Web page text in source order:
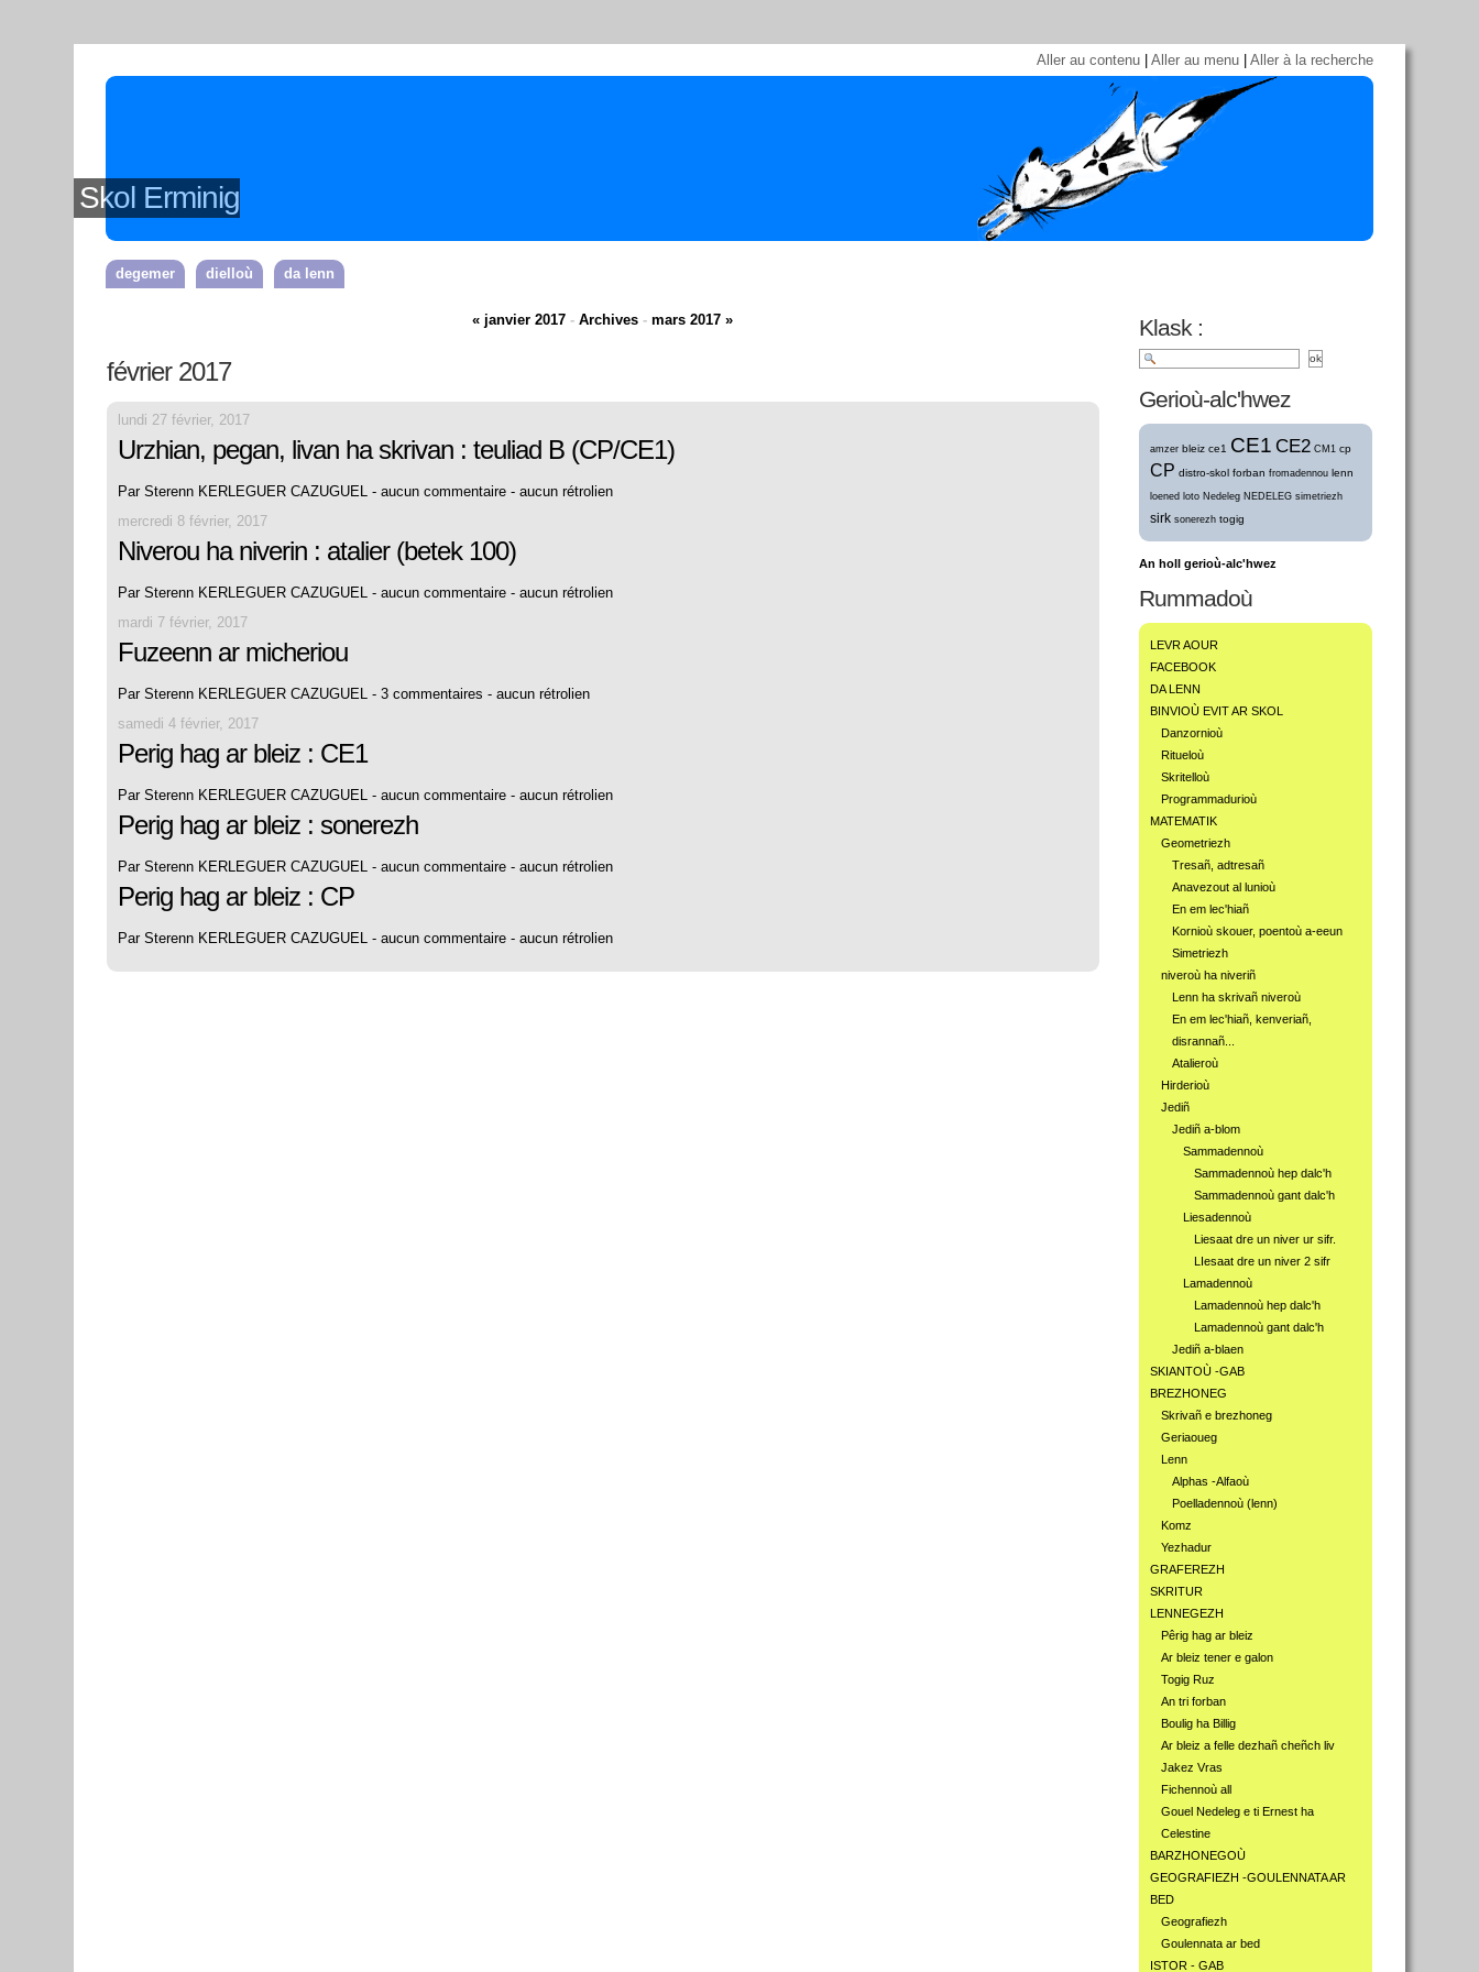
Skol Erminig
Aller au contenu| Aller au menu| Aller à la recherche
degemer dielloù da lenn
« janvier 2017 -Archives -mars 2017 »
février 2017
lundi 27 février, 2017
Urzhian, pegan, livan ha skrivan : teuliad B (CP/CE1)
Par Sterenn KERLEGUER CAZUGUEL -aucun commentaire -aucun rétrolien
mercredi 8 février, 2017
Niverou ha niverin : atalier (betek 100)
Par Sterenn KERLEGUER CAZUGUEL -aucun commentaire -aucun rétrolien
mardi 7 février, 2017
Fuzeenn ar micheriou
Par Sterenn KERLEGUER CAZUGUEL -3 commentaires -aucun rétrolien
samedi 4 février, 2017
Perig hag ar bleiz : CE1
Par Sterenn KERLEGUER CAZUGUEL -aucun commentaire -aucun rétrolien
Perig hag ar bleiz : sonerezh
Par Sterenn KERLEGUER CAZUGUEL -aucun commentaire -aucun rétrolien
Perig hag ar bleiz : CP
Par Sterenn KERLEGUER CAZUGUEL -aucun commentaire -aucun rétrolien
Klask :
Gerioù-alc'hwez
amzer bleiz ce1 CE1 CE2 CM1 cp
CP distro-skol forban fromadennou lenn
loened loto Nedeleg NEDELEG simetriezh
sirk sonerezh togig
An holl gerioù-alc'hwez
Rummadoù
LEVR AOUR
FACEBOOK
DA LENN
BINVIOÙ EVIT AR SKOL
Danzornioù
Ritueloù
Skritelloù
Programmadurioù
MATEMATIK
Geometriezh
Tresañ, adtresañ
Anavezout al lunioù
En em lec'hiañ
Kornioù skouer, poentoù a-eeun
Simetriezh
niveroù ha niveriñ
Lenn ha skrivañ niveroù
En em lec'hiañ, kenveriañ,
disrannañ...
Atalieroù
Hirderioù
Jediñ
Jediñ a-blom
Sammadennoù
Sammadennoù hep dalc'h
Sammadennoù gant dalc'h
Liesadennoù
Liesaat dre un niver ur sifr.
LIesaat dre un niver 2 sifr
Lamadennoù
Lamadennoù hep dalc'h
Lamadennoù gant dalc'h
Jediñ a-blaen
SKIANTOÙ -GAB
BREZHONEG
Skrivañ e brezhoneg
Geriaoueg
Lenn
Alphas -Alfaoù
Poelladennoù (lenn)
Komz
Yezhadur
GRAFEREZH
SKRITUR
LENNEGEZH
Pêrig hag ar bleiz
Ar bleiz tener e galon
Togig Ruz
An tri forban
Boulig ha Billig
Ar bleiz a felle dezhañ cheñch liv
Jakez Vras
Fichennoù all
Gouel Nedeleg e ti Ernest ha
Celestine
BARZHONEGOÙ
GEOGRAFIEZH -GOULENNATA AR
BED
Geografiezh
Goulennata ar bed
ISTOR - GAB